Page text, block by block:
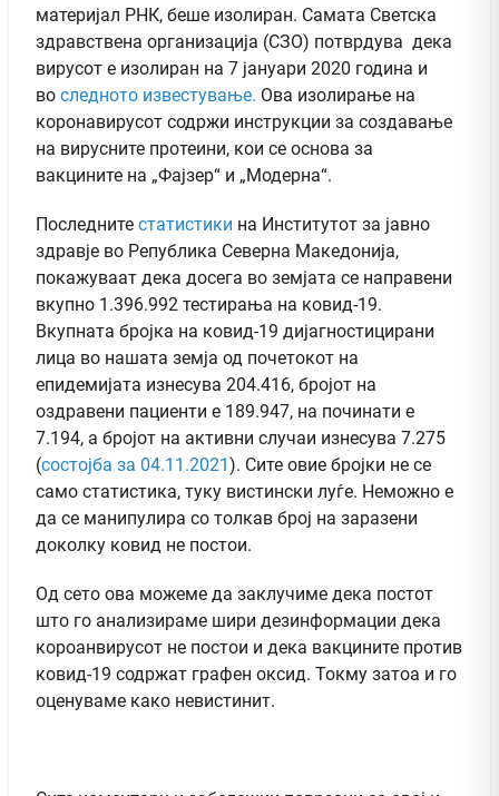
материјал РНК, беше изолиран. Самата Светска
здравствена организација (СЗО) потврдува дека
вирусот е изолиран на 7 јануари 2020 година и
во следното известување. Ова изолирање на
коронавирусот содржи инструкции за создавање
на вирусните протеини, кои се основа за
вакцините на „Фајзер“ и „Модерна“.
Последните статистики на Институтот за јавно
здравје во Република Северна Македонија,
покажуваат дека досега во земјата се направени
вкупно 1.396.992 тестирања на ковид-19.
Вкупната бројка на ковид-19 дијагностицирани
лица во нашата земја од почетокот на
епидемијата изнесува 204.416, бројот на
оздравени пациенти е 189.947, на починати е
7.194, а бројот на активни случаи изнесува 7.275
(состојба за 04.11.2021). Сите овие бројки не се
само статистика, туку вистински луѓе. Неможно е
да се манипулира со толкав број на заразени
доколку ковид не постои.
Од сето ова можеме да заклучиме дека постот
што го анализираме шири дезинформации дека
короанвирусот не постои и дека вакцините против
ковид-19 содржат графен оксид. Токму затоа и го
оценуваме како невистинит.